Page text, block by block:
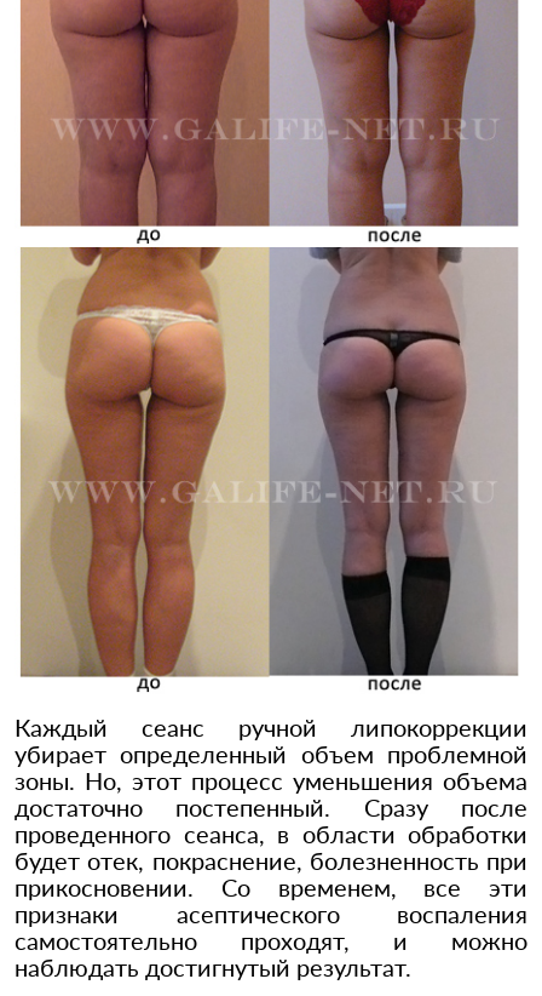
Каждый сеанс ручной липокоррекции
убирает определенный объем проблемной
зоны. Но, этот процесс уменьшения объема
достаточно постепенный. Сразу после
проведенного сеанса, в области обработки
будет отек, покраснение, болезненность при
прикосновении. Со временем, все эти
признаки асептического воспаления
самостоятельно проходят, и можно
наблюдать достигнутый результат.